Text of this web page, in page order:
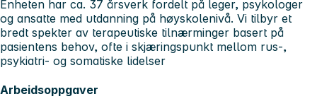
Enheten har ca. 37 årsverk fordelt på leger, psykologer
og ansatte med utdanning på høyskolenivå. Vi tilbyr et
bredt spekter av terapeutiske tilnærminger basert på
pasientens behov, ofte i skjæringspunkt mellom rus-,
psykiatri- og somatiske lidelser
Arbeidsoppgaver